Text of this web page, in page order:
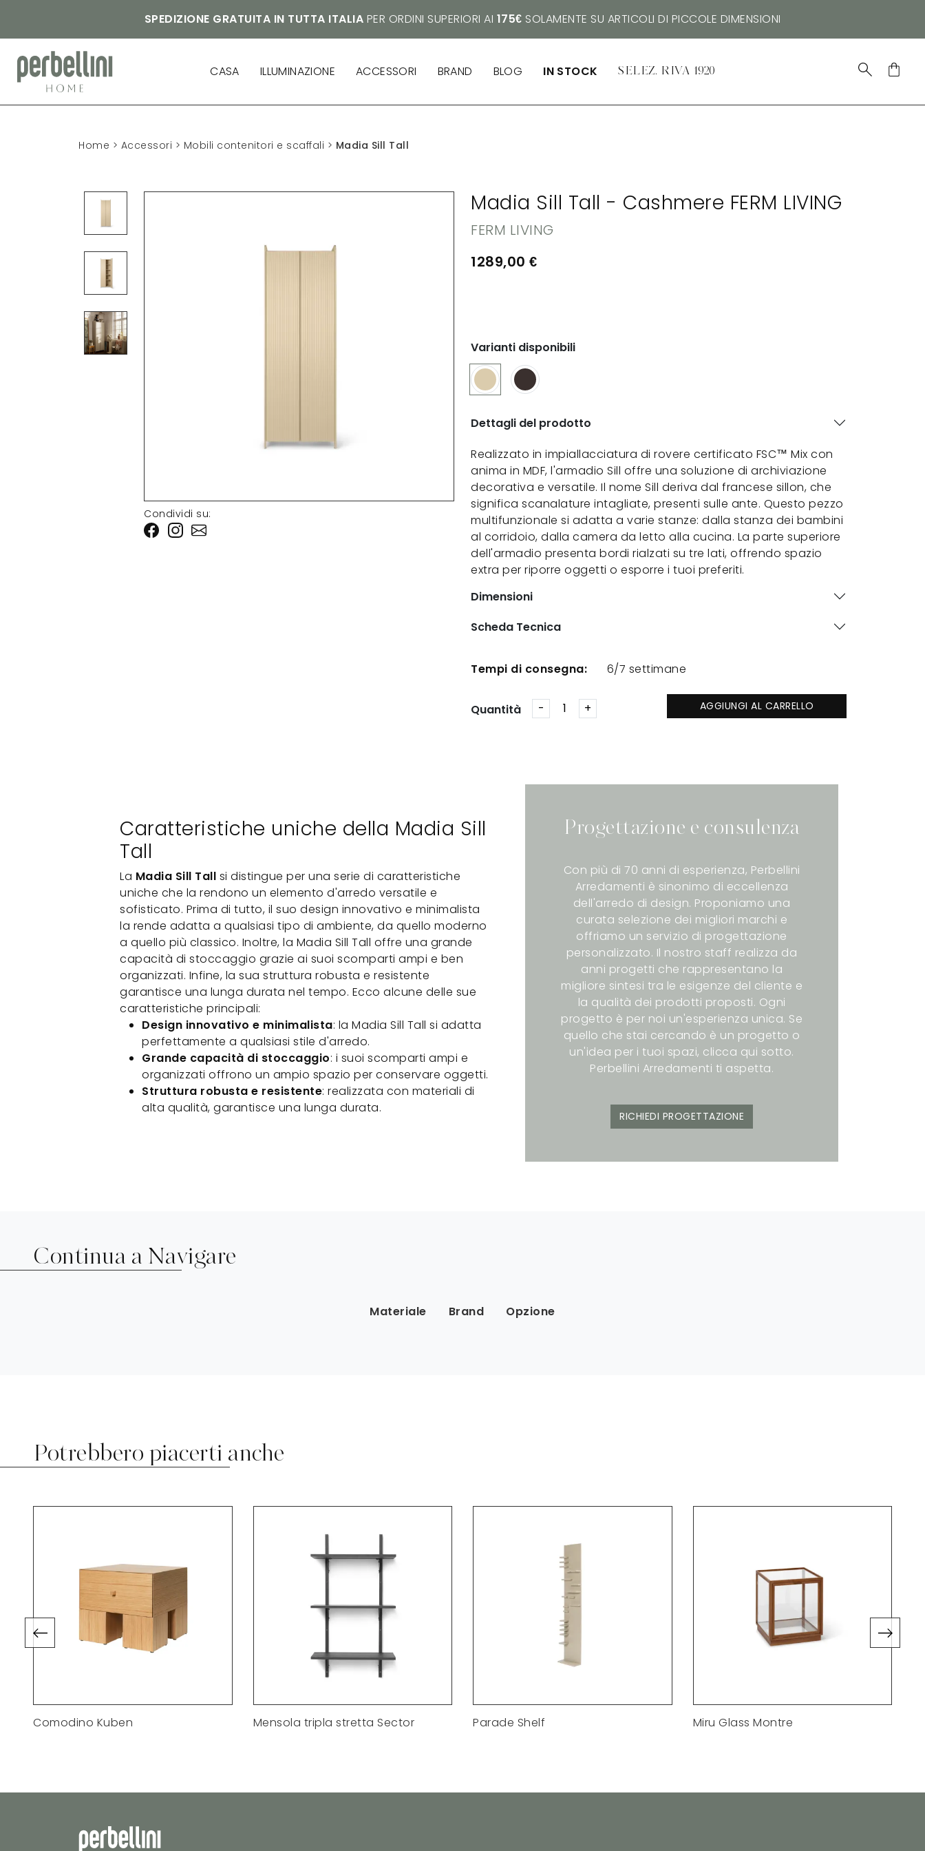
SPEDIZIONE GRATUITA IN TUTTA ITALIA PER ORDINI SUPERIORI AI 175€ SOLAMENTE SU ARTICOLI DI PICCOLE DIMENSIONI
CASA ILLUMINAZIONE ACCESSORI BRAND BLOG IN STOCK SELEZ. RIVA 1920
Home > Accessori > Mobili contenitori e scaffali > Madia Sill Tall
Caratteristiche uniche della Madia Sill
Tall
La Madia Sill Tall si distingue per una serie di caratteristiche
uniche che la rendono un elemento d'arredo versatile e
sofisticato. Prima di tutto, il suo design innovativo e minimalista
la rende adatta a qualsiasi tipo di ambiente, da quello moderno
a quello più classico. Inoltre, la Madia Sill Tall offre una grande
capacità di stoccaggio grazie ai suoi scomparti ampi e ben
organizzati. Infine, la sua struttura robusta e resistente
garantisce una lunga durata nel tempo. Ecco alcune delle sue
caratteristiche principali:
Design innovativo e minimalista: la Madia Sill Tall si adatta
perfettamente a qualsiasi stile d'arredo.
Grande capacità di stoccaggio: i suoi scomparti ampi e
organizzati offrono un ampio spazio per conservare oggetti.
Struttura robusta e resistente: realizzata con materiali di
alta qualità, garantisce una lunga durata.
Progettazione e consulenza
Con più di 70 anni di esperienza, Perbellini
Arredamenti è sinonimo di eccellenza
dell'arredo di design. Proponiamo una
curata selezione dei migliori marchi e
offriamo un servizio di progettazione
personalizzato. Il nostro staff realizza da
anni progetti che rappresentano la
migliore sintesi tra le esigenze del cliente e
la qualità dei prodotti proposti. Ogni
progetto è per noi un'esperienza unica. Se
quello che stai cercando è un progetto o
un'idea per i tuoi spazi, clicca qui sotto.
Perbellini Arredamenti ti aspetta.
RICHIEDI PROGETTAZIONE
Condividi su:
Madia Sill Tall - Cashmere FERM LIVING
FERM LIVING
1289,00 €
Varianti disponibili
Dettagli del prodotto
Realizzato in impiallacciatura di rovere certificato FSC™ Mix con
anima in MDF, l'armadio Sill offre una soluzione di archiviazione
decorativa e versatile. Il nome Sill deriva dal francese sillon, che
significa scanalature intagliate, presenti sulle ante. Questo pezzo
multifunzionale si adatta a varie stanze: dalla stanza dei bambini
al corridoio, dalla camera da letto alla cucina. La parte superiore
dell'armadio presenta bordi rialzati su tre lati, offrendo spazio
extra per riporre oggetti o esporre i tuoi preferiti.
Dimensioni
Scheda Tecnica
Tempi di consegna: 6/7 settimane
Quantità AGGIUNGI AL CARRELLO
Continua a Navigare
Materiale Brand Opzione
Potrebbero piacerti anche
Comodino Kuben Mensola tripla stretta Sector Parade Shelf Miru Glass Montre